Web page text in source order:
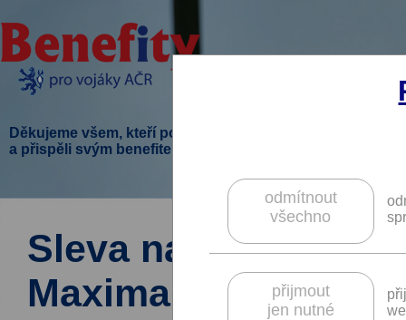
Děkujeme všem, kteří podpořili tento projekt
a přispěli svým benefitem.
odmítnout
všechno
přijmout
jen nutné
Sleva na doplňky
Maxima.